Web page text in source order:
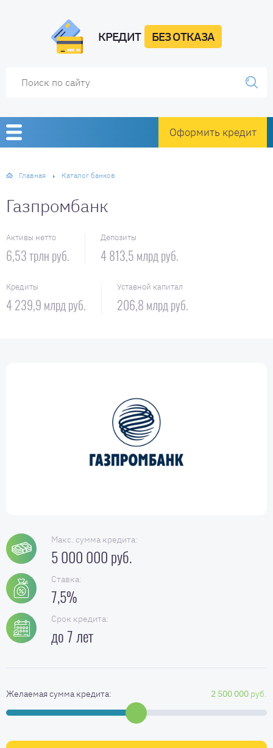
КРЕДИТ БЕЗ ОТКАЗА
Оформить кредит
Главная Каталог банков
Газпромбанк
Активы нетто
6,53 трлн руб.
Депозиты
4 813,5 млрд руб.
Кредиты
4 239,9 млрд руб.
Уставной капитал
206,8 млрд руб.
Макс. сумма кредита:
5 000 000 руб.
Ставка:
7,5%
Срок кредита:
до 7 лет
Желаемая сумма кредита: 2 500 000 руб.